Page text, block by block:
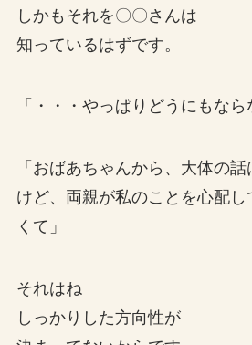
しかもそれを〇〇さんは
知っているはずです。
「・・・やっぱりどうにもなら
「おばあちゃんから、大体の
けど、両親が私のことを心配
くて」
それはね
しっかりした方向性が